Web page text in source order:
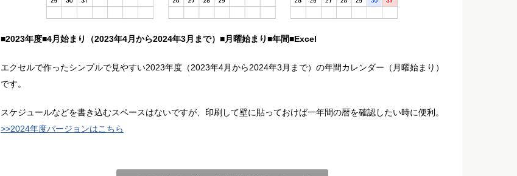
■2023年度■4月始まり（2023年4月から2024年3月まで）■月曜始まり■年間■Excel
エクセルで作ったシンプルで見やすい2023年度（2023年4月から2024年3月まで）の年間カレンダー（月曜始まり）
です。
スケジュールなどを書き込むスペースはないですが、印刷して壁に貼っておけば一年間の暦を確認したい時に便利。
>>2024年度バージョンはこちら